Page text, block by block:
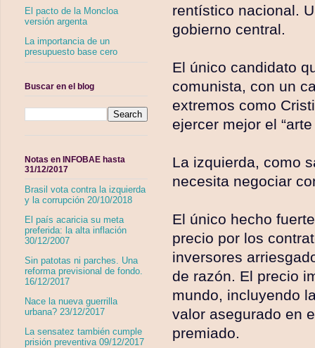
rentístico nacional.
gobierno central.
El único candidato
comunista, con un
extremos como
ejercer mejor el
La izquierda, como
necesita negociar
El único hecho
precio por los
inversores
de razón. El precio
mundo, incluyendo
valor asegurado en
premiado.
El pacto de la Moncloa
versión argenta
La importancia de un
presupuesto base cero
Buscar en el blog
Notas en INFOBAE hasta
31/12/2017
Brasil vota contra la izquierda
y la corrupción 20/10/2018
El país acaricia su meta
preferida: la alta inflación
30/12/2007
Sin patotas ni parches. Una
reforma previsional de fondo.
16/12/2017
Nace la nueva guerrilla
urbana? 23/12/2017
La sensatez también cumple
prisión preventiva 09/12/2017